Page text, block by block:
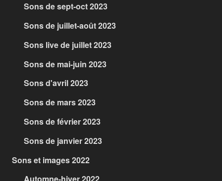
Sons de sept-oct 2023
Sons de juillet-août 2023
Sons live de juillet 2023
Sons de mai-juin 2023
Sons d'avril 2023
Sons de mars 2023
Sons de février 2023
Sons de janvier 2023
Sons et images 2022